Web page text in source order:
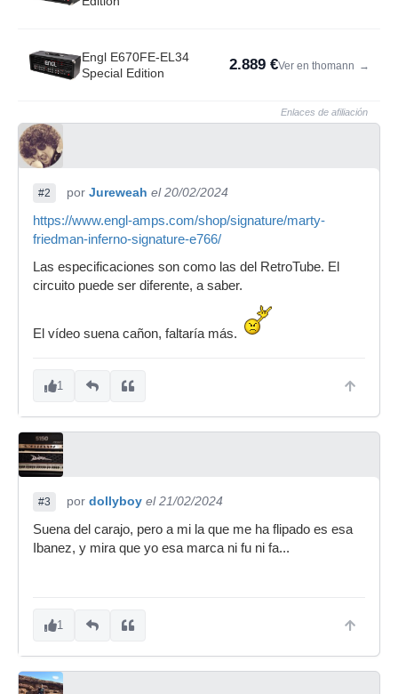
Engl E670FE-EL34
Special Edition
2.889 €Ver en thomann →
Enlaces de afiliación
#2 por Jureweah el 20/02/2024
https://www.engl-amps.com/shop/signature/marty-
friedman-inferno-signature-e766/
Las especificaciones son como las del RetroTube. El
circuito puede ser diferente, a saber.
El vídeo suena cañon, faltaría más.
1
#3 por dollyboy el 21/02/2024
Suena del carajo, pero a mi la que me ha flipado es esa
Ibanez, y mira que yo esa marca ni fu ni fa...
1